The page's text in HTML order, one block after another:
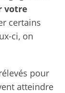
votre
certains
ci, on
pour
atteindre